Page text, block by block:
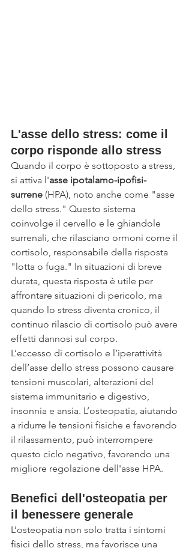
L'asse dello stress: come il
corpo risponde allo stress
Quando il corpo è sottoposto a stress,
si attiva l'asse ipotalamo-ipofisi-
surrene (HPA), noto anche come "asse
dello stress." Questo sistema
coinvolge il cervello e le ghiandole
surrenali, che rilasciano ormoni come il
cortisolo, responsabile della risposta
"lotta o fuga." In situazioni di breve
durata, questa risposta è utile per
affrontare situazioni di pericolo, ma
quando lo stress diventa cronico, il
continuo rilascio di cortisolo può avere
effetti dannosi sul corpo.
L’eccesso di cortisolo e l’iperattività
dell’asse dello stress possono causare
tensioni muscolari, alterazioni del
sistema immunitario e digestivo,
insonnia e ansia. L’osteopatia, aiutando
a ridurre le tensioni fisiche e favorendo
il rilassamento, può interrompere
questo ciclo negativo, favorendo una
migliore regolazione dell'asse HPA.
Benefici dell'osteopatia per
il benessere generale
L’osteopatia non solo tratta i sintomi
fisici dello stress, ma favorisce una